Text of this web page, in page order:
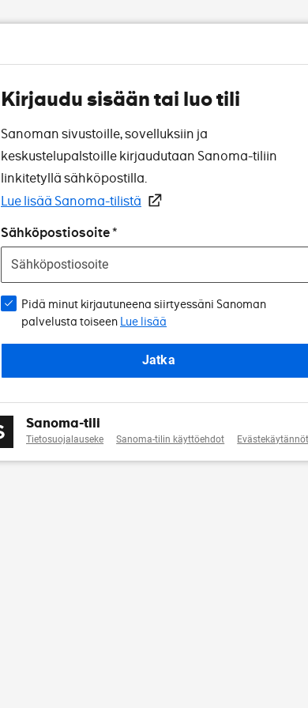
Kirjaudu sisään tai luo tili
Sanoman sivustoille, sovelluksiin ja
keskustelupalstoille kirjaudutaan Sanoma-tiliin
linkitetyllä sähköpostilla.
Lue lisää Sanoma-tilistä
Sähköpostiosoite
Pidä minut kirjautuneena siirtyessäni Sanoman
palvelusta toiseen Lue lisää
Jatka
Sanoma-tili
Tietosuojalauseke Sanoma-tilin käyttöehdot Evästekäytännöt